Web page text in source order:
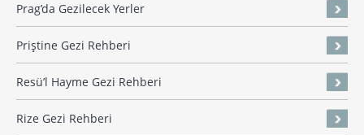
Prag’da Gezilecek Yerler
Priştine Gezi Rehberi
Resü’l Hayme Gezi Rehberi
Rize Gezi Rehberi